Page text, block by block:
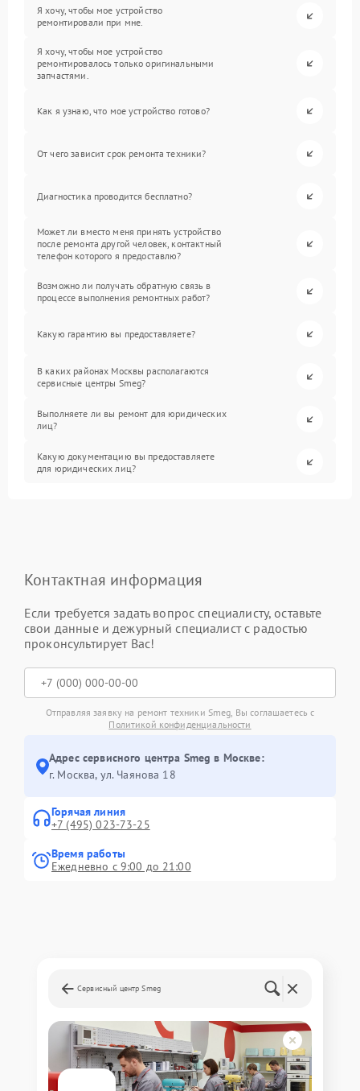
Я хочу, чтобы мое устройство
ремонтировали при мне.
Я хочу, чтобы мое устройство
ремонтировалось только оригинальными
запчастями.
Как я узнаю, что мое устройство готово?
От чего зависит срок ремонта техники?
Диагностика проводится бесплатно?
Может ли вместо меня принять устройство
после ремонта другой человек, контактный
телефон которого я предоставлю?
Возможно ли получать обратную связь в
процессе выполнения ремонтных работ?
Какую гарантию вы предоставляете?
В каких районах Москвы располагаются
сервисные центры Smeg?
Выполняете ли вы ремонт для юридических
лиц?
Какую документацию вы предоставляете
для юридических лиц?
Контактная информация
Если требуется задать вопрос специалисту, оставьте
свои данные и дежурный специалист с радостью
проконсультирует Вас!
Отправляя заявку на ремонт техники Smeg, Вы соглашаетесь с
Политикой конфиденциальности
Адрес сервисного центра Smeg в Москве:
г. Москва, ул. Чаянова 18
Горячая линия
+7 (495) 023-73-25
Время работы
Ежедневно с 9:00 до 21:00
Сервисный центр Smeg